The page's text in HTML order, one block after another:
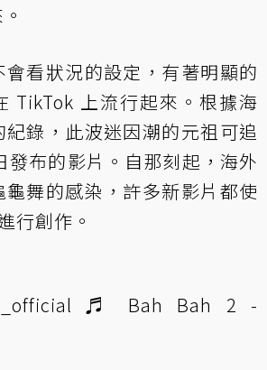
看狀況的設定，有著明顯的
TikTok 上流行起來。根據海
錄，此波迷因潮的元祖可追
發布的影片。自那刻起，海外
舞的感染，許多新影片都使
行創作。
♬ Bah Bah 2 -